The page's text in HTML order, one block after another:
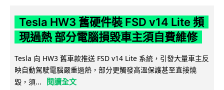
Tesla HW3 舊硬件裝 FSD v14 Lite 頻
現過熱 部分電腦損毀車主須自費維修
Tesla 向 HW3 舊車款推送 FSD v14 Lite 系統，引發大量車主反
映自動駕駛電腦嚴重過熱，部分更觸發高溫保護甚至直接燒
毀，須...
閱讀全文